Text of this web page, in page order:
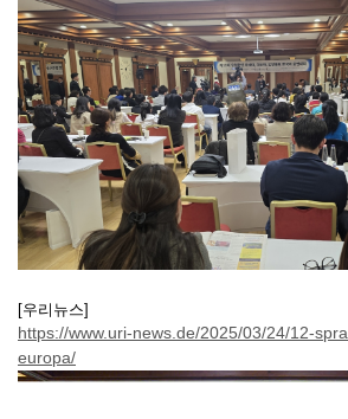
[우리뉴스]
https://www.uri-news.de/2025/03/24/12-
europa/